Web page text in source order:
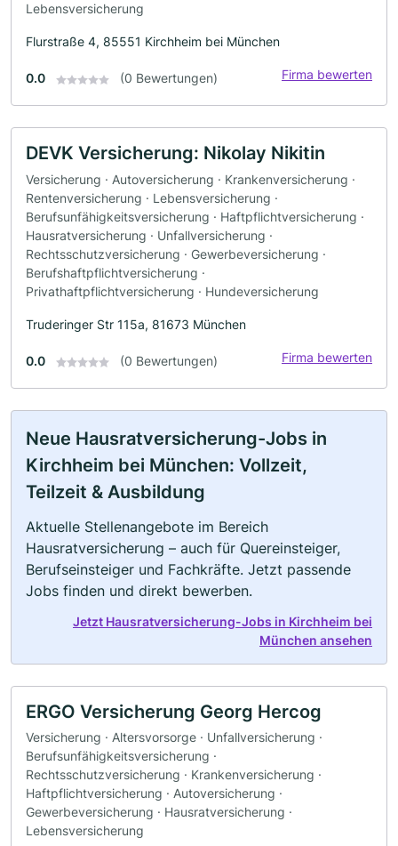
Lebensversicherung
Flurstraße 4, 85551 Kirchheim bei München
0.0 (0 Bewertungen) Firma bewerten
DEVK Versicherung: Nikolay Nikitin
Versicherung · Autoversicherung · Krankenversicherung ·
Rentenversicherung · Lebensversicherung ·
Berufsunfähigkeitsversicherung · Haftpflichtversicherung ·
Hausratversicherung · Unfallversicherung ·
Rechtsschutzversicherung · Gewerbeversicherung ·
Berufshaftpflichtversicherung ·
Privathaftpflichtversicherung · Hundeversicherung
Truderinger Str 115a, 81673 München
0.0 (0 Bewertungen) Firma bewerten
Neue Hausratversicherung-Jobs in
Kirchheim bei München: Vollzeit,
Teilzeit & Ausbildung
Aktuelle Stellenangebote im Bereich
Hausratversicherung – auch für Quereinsteiger,
Berufseinsteiger und Fachkräfte. Jetzt passende
Jobs finden und direkt bewerben.
Jetzt Hausratversicherung-Jobs in Kirchheim bei
München ansehen
ERGO Versicherung Georg Hercog
Versicherung · Altersvorsorge · Unfallversicherung ·
Berufsunfähigkeitsversicherung ·
Rechtsschutzversicherung · Krankenversicherung ·
Haftpflichtversicherung · Autoversicherung ·
Gewerbeversicherung · Hausratversicherung ·
Lebensversicherung